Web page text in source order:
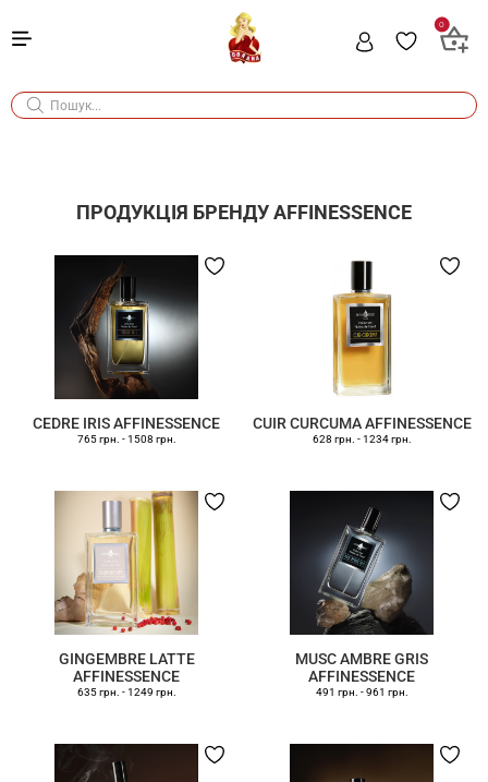
0
ПРОДУКЦІЯ БРЕНДУAFFINESSENCE
CEDRE IRIS AFFINESSENCE
765 грн. -1508 грн.
CUIR CURCUMA AFFINESSENCE
628 грн. -1234 грн.
GINGEMBRE LATTE
AFFINESSENCE
635 грн. -1249 грн.
MUSC AMBRE GRIS
AFFINESSENCE
491 грн. -961 грн.